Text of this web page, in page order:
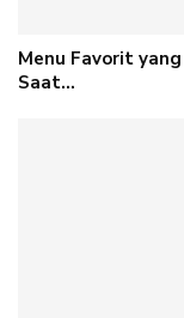
Menu Favorit
Saat…